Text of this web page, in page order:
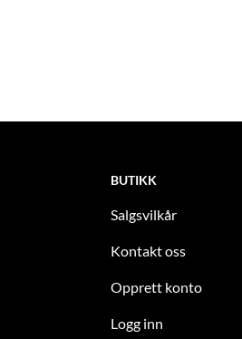
BUTIKK
Salgsvilkår
Kontakt oss
Opprett konto
Logg inn